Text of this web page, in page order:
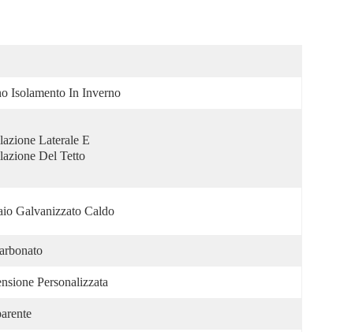
Isolamento In Inverno
Laterale E
Del Tetto
Galvanizzato Caldo
Personalizzata